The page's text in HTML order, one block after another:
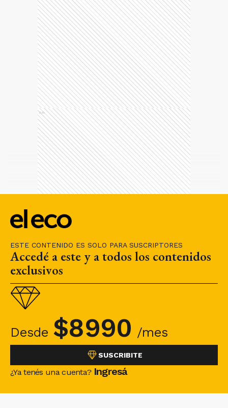
ESTE CONTENIDO ES SOLO PARA SUSCRIPTORES
Accedé a este y a todos los contenidos
exclusivos
Desde $8990 /mes
SUSCRIBITE
¿Ya tenés una cuenta? Ingresá
Ads